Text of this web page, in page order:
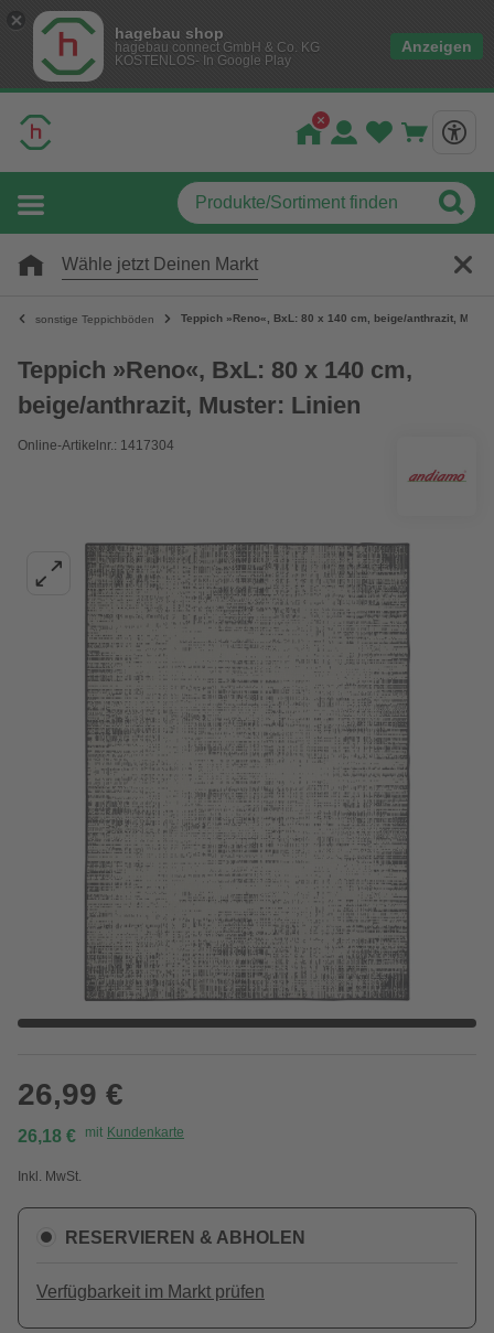
hagebau shop
hagebau connect GmbH & Co. KG
KOSTENLOS- In Google Play
Anzeigen
Wähle jetzt Deinen Markt
sonstige Teppichböden Teppich »Reno«, BxL: 80 x 140 cm, beige/anthrazit,
Teppich »Reno«, BxL: 80 x 140 cm,
beige/anthrazit, Muster: Linien
Online-Artikelnr.: 1417304
26,99 €
26,18 € mit Kundenkarte
Inkl. MwSt.
RESERVIEREN & ABHOLEN
Verfügbarkeit im Markt prüfen